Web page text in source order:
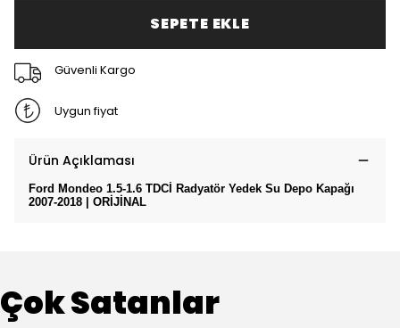
SEPETE EKLE
Güvenli Kargo
Uygun fiyat
Ürün Açıklaması
Ford Mondeo 1.5-1.6 TDCİ Radyatör Yedek Su Depo Kapağı
2007-2018 | ORİJİNAL
Çok Satanlar